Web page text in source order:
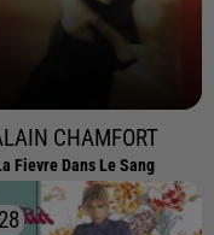
CHAMFORT
Fievre Dans Le Sang